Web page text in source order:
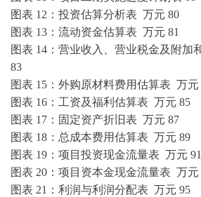
图表 12：投资估算分析表 万元 80
图表 13：流动资金估算表 万元 81
图表 14：营业收入、营业税金及附加
83
图表 15：外购原材料费用估算表 万元
图表 16：工资及福利估算表 万元 85
图表 17：固定资产折旧表 万元 87
图表 18：总成本费用估算表 万元 89
图表 19：项目投资现金流量表 万元 91
图表 20：项目资本金现金流量表 万元
图表 21：利润与利润分配表 万元 95